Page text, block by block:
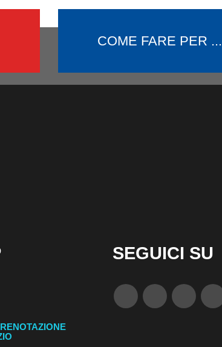
COME FARE PER ...
SEGUICI SU